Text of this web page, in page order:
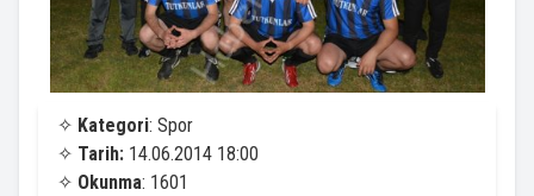
✧ Kategori: Spor
✧ Tarih: 14.06.2014 18:00
✧ Okunma: 1601